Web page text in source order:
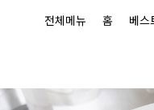
전체메뉴 홈 베스